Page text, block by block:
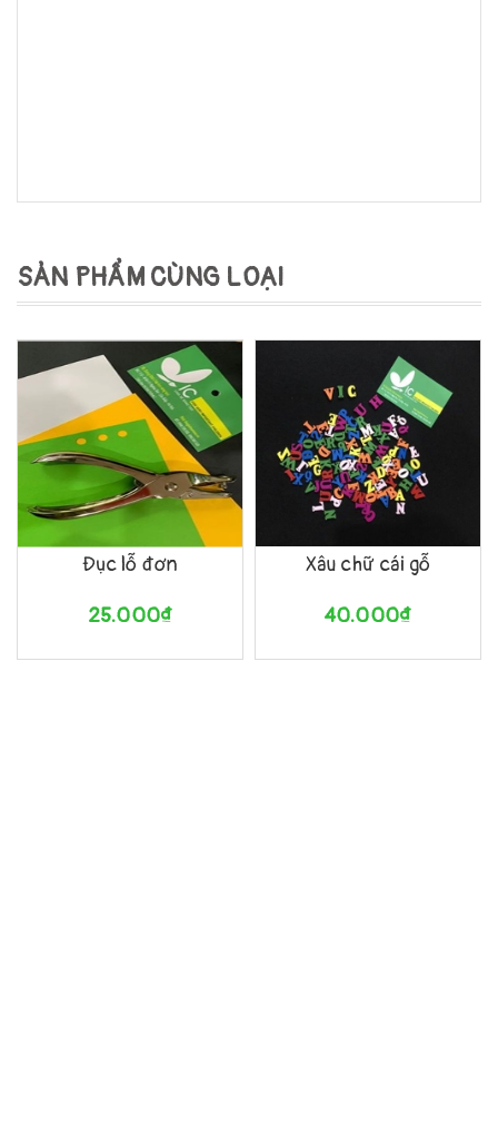
SẢN PHẨM CÙNG LOẠI
Đục lỗ đơn
25.000₫
Xâu chữ cái gỗ
40.000₫